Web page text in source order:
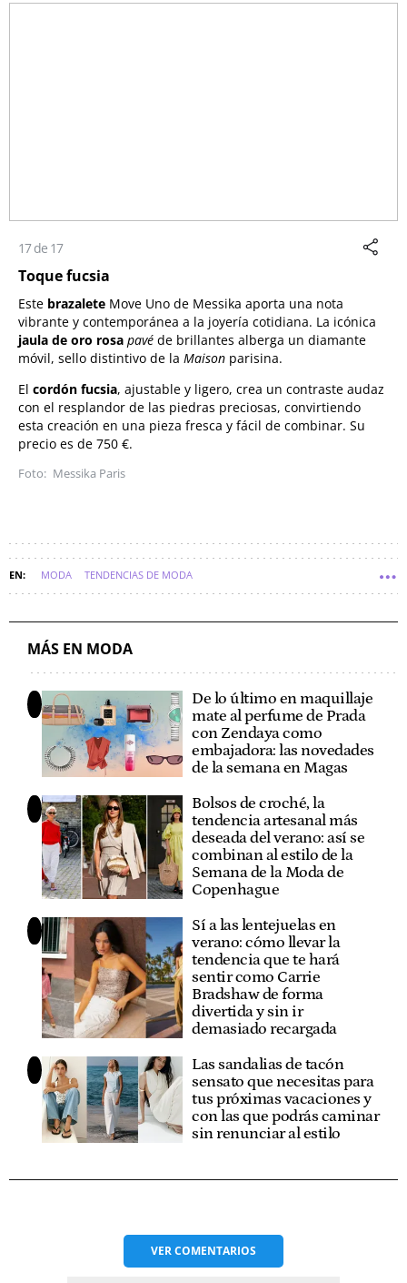
17 de 17
Toque fucsia
Este brazalete Move Uno de Messika aporta una nota
vibrante y contemporánea a la joyería cotidiana. La icónica
jaula de oro rosa pavé de brillantes alberga un diamante
móvil, sello distintivo de la Maison parisina.
El cordón fucsia, ajustable y ligero, crea un contraste audaz
con el resplandor de las piedras preciosas, convirtiendo
esta creación en una pieza fresca y fácil de combinar. Su
precio es de 750 €.
Messika Paris
MODA TENDENCIAS DE MODA
MÁS EN MODA
De lo último en maquillaje
mate al perfume de Prada
con Zendaya como
embajadora: las novedades
de la semana en Magas
Bolsos de croché, la
tendencia artesanal más
deseada del verano: así se
combinan al estilo de la
Semana de la Moda de
Copenhague
Sí a las lentejuelas en
verano: cómo llevar la
tendencia que te hará
sentir como Carrie
Bradshaw de forma
divertida y sin ir
demasiado recargada
Las sandalias de tacón
sensato que necesitas para
tus próximas vacaciones y
con las que podrás caminar
sin renunciar al estilo
VERCOMENTARIOS